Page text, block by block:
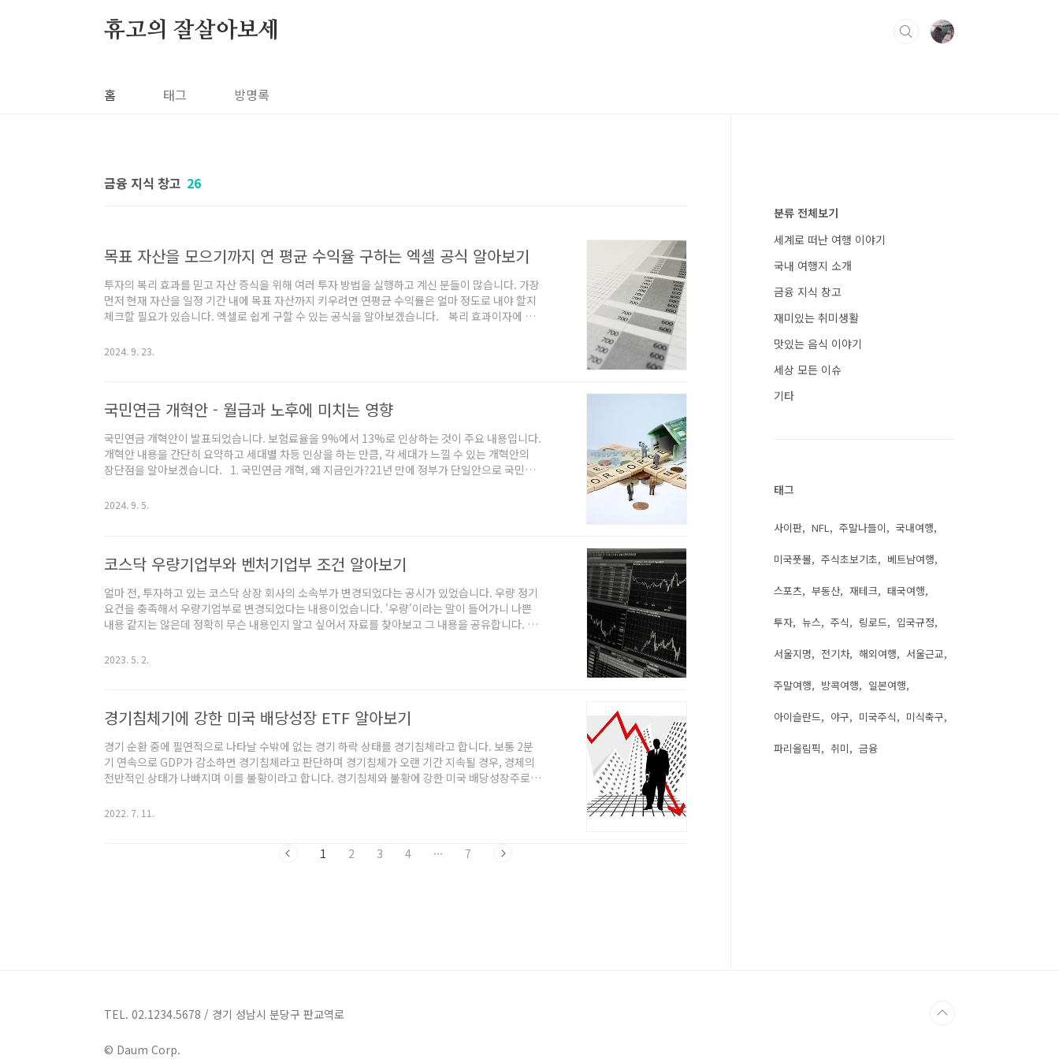
휴고의 잘살아보세
홈 태그 방명록
금융 지식 창고 26
목표 자산을 모으기까지 연 평균 수익율 구하는 엑셀 공식 알아보기
투자의 복리 효과를 믿고 자산 증식을 위해 여러 투자 방법을 실행하고 계신 분들이 많습니다. 가장
먼저 현재 자산을 일정 기간 내에 목표 자산까지 키우려면 연평균 수익률은 얼마 정도로 내야 할지
체크할 필요가 있습니다. 엑셀로 쉽게 구할 수 있는 공식을 알아보겠습니다. 복리 효과이자에 이
에 있습니다. 시간이 지날수록 이자가 기하급수적으로 증가하여 원금이 빠르게 불어나는 효과를
2024. 9. 23.
국민연금 개혁안 - 월급과 노후에 미치는 영향
국민연금 개혁안이 발표되었습니다. 보험료율을 9%에서 13%로 인상하는 것이 주요 내용입니다.
개혁안 내용을 간단히 요약하고 세대별 차등 인상을 하는 만큼, 각 세대가 느낄 수 있는 개혁안의
장단점을 알아보겠습니다. 1. 국민연금 개혁, 왜 지금인가?21년 만에 정부가 단일안으로 국민연
입니다. 2056년으로 예상되는 기금 소진 시점을 늦추고, 모든 세대가 공평하게 혜택을 누릴 수 있
2024. 9. 5.
코스닥 우량기업부와 벤처기업부 조건 알아보기
얼마 전, 투자하고 있는 코스닥 상장 회사의 소속부가 변경되었다는 공시가 있었습니다. 우량 정기
요건을 충족해서 우량기업부로 변경되었다는 내용이었습니다. '우량'이라는 말이 들어가니 나쁜
내용 같지는 않은데 정확히 무슨 내용인지 알고 싶어서 자료를 찾아보고 그 내용을 공유합니다. 코
나누는 이른바 '코스닥 소속부제'를 시행하고 있습니다. 코스닥에 상장한 회사는 아래와 같이 우량
2023. 5. 2.
경기침체기에 강한 미국 배당성장 ETF 알아보기
경기 순환 중에 필연적으로 나타날 수밖에 없는 경기 하락 상태를 경기침체라고 합니다. 보통 2분
기 연속으로 GDP가 감소하면 경기침체라고 판단하며 경기침체가 오랜 기간 지속될 경우, 경제의
전반적인 상태가 나빠지며 이를 불황이라고 합니다. 경기침체와 불황에 강한 미국 배당성장주로
시장에 관심을 갖기 시작해서 처음 진입하신 분들을 포함해서 많은 투자자들이 평가 손해를 보고
를 예견하는 전문가들이 많아지는 가운데, 이미 투..
2022. 7. 11.
1 2 3 4 ··· 7
분류 전체보기
세계로 떠난 여행 이야기
국내 여행지 소개
금융 지식 창고
재미있는 취미생활
맛있는 음식 이야기
세상 모든 이슈
기타
태그
사이판 NFL 주말나들이 국내여행
미국풋볼 주식초보기초 베트남여행
스포츠 부동산 재테크 태국여행
투자 뉴스 주식 링로드 입국규정
서울지명 전기차 해외여행 서울근교
주말여행 방콕여행 일본여행
아이슬란드 야구 미국주식 미식축구
파리올림픽 취미 금융
TEL. 02.1234.5678 / 경기 성남시 분당구 판교역로
© Daum Corp.